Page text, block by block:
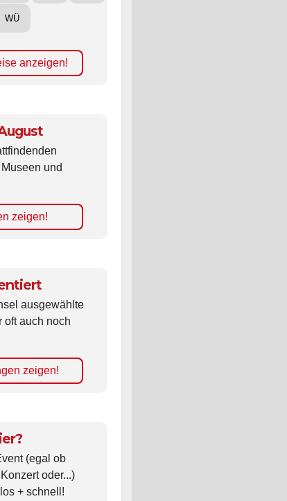
WÜ
anzeigen!
und
zeigen!
ausgewählte
oft auch noch
zeigen!
(egal ob
oder...)
+ schnell!